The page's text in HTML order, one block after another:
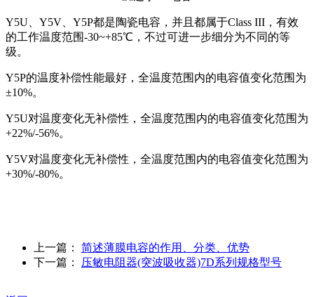
Y5U、Y5V、Y5P都是陶瓷电容，并且都属于Class III，有效
的工作温度范围-30~+85℃，不过可进一步细分为不同的等
级。
Y5P的温度补偿性能最好，全温度范围内的电容值变化范围为
±10%。
Y5U对温度变化无补偿性，全温度范围内的电容值变化范围为
+22%/-56%。
Y5V对温度变化无补偿性，全温度范围内的电容值变化范围为
+30%/-80%。
上一篇： 简述薄膜电容的作用、分类、优势
下一篇： 压敏电阻器(突波吸收器)7D系列规格型号